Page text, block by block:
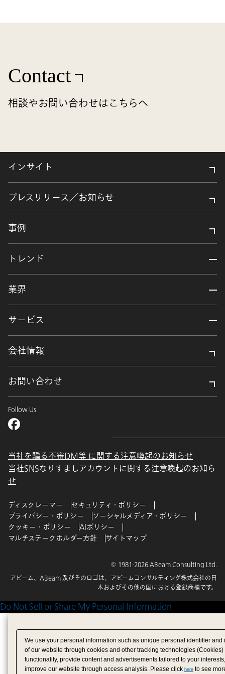
Contact
相談やお問い合わせはこちらへ
インサイト
プレスリリース／お知らせ
事例
トレンド
業界
サービス
会社情報
お問い合わせ
Follow Us
当社を騙る不審DM等 に関する注意喚起のお知らせ
当社SNSなりすましアカウントに関する注意喚起のお知ら
せ
ディスクレーマー
セキュリティ・ポリシー
プライバシー・ポリシー
ソーシャルメディア・ポリシー
クッキー・ポリシー
AIポリシー
マルチステークホルダー方針
サイトマップ
© 1981-2026 ABeam Consulting Ltd.
アビーム、ABeam 及びそのロゴは、アビームコンサルティング株式会社の日
本およびその他の国における登録商標です。
Do Not Sell or Share My Personal Information
We use your personal information such as unique personal identifier
of our website through cookies and other tracking technologies
functionality, provide content and advertisements tailored to your
improve our website through access analysis. Please click here to see